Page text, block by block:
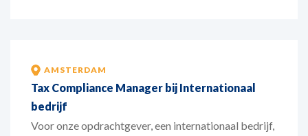
AMSTERDAM
Tax Compliance Manager bij Internationaal
bedrijf
Voor onze opdrachtgever, een internationaal bedrijf,